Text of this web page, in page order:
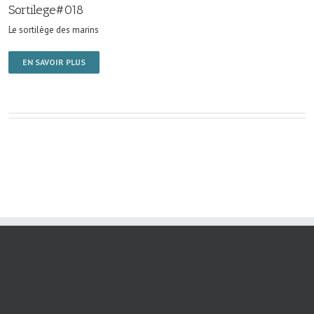
Sortilege#018
Le sortilège des marins
EN SAVOIR PLUS